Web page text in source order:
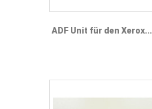
ADF Unit für den Xerox...